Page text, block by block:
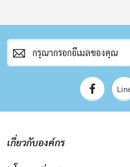
สมัคร
สมาชิก
จดหมาย
เกี่ยวกับองค์กร